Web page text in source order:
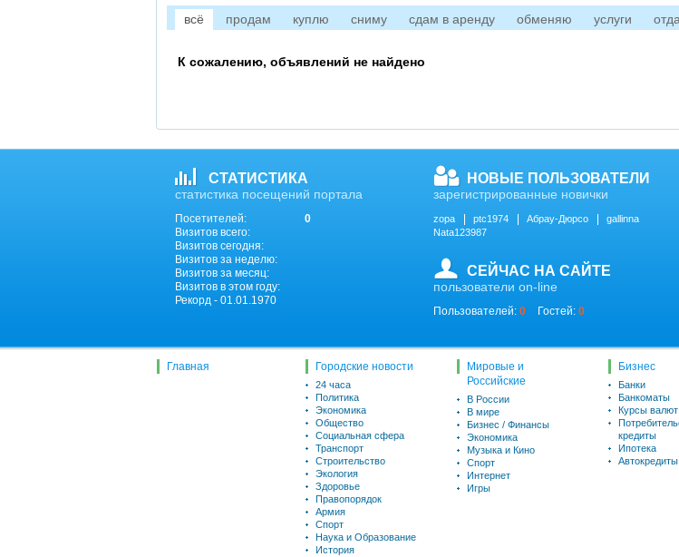
всё продам куплю сниму сдам в аренду обменяю услуги
К сожалению, объявлений не найдено
СТАТИСТИКА
статистика посещений портала
Посетителей:
0
Визитов всего:
Визитов сегодня:
Визитов за неделю:
Визитов за месяц:
Визитов в этом году:
Рекорд - 01.01.1970
НОВЫЕ ПОЛЬЗОВАТЕЛИ
зарегистрированные новички
zopa ptc1974 Абрау-Дюрсо
gallinna
Nata123987
СЕЙЧАС НА САЙТЕ
пользователи on-line
Пользователей: 0 Гостей: 0
Главная Городские новости
24 часа
Политика
Экономика
Общество
Социальная сфера
Транспорт
Строительство
Экология
Здоровье
Правопорядок
Армия
Спорт
Наука и Образование
История
Мировые и
Российские
В России
В мире
Бизнес / Финансы
Экономика
Музыка и Кино
Спорт
Интернет
Игры
Бизнес
Банки
Банкоматы
Курсы валют
кредиты
Ипотека
Автокредиты